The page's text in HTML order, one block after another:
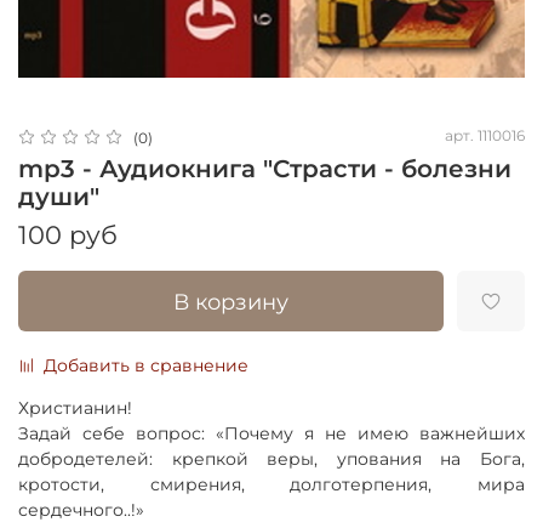
(0) арт. 1110016
mp3 - Аудиокнига "Страсти - болезни
души"
100 руб
В корзину
Добавить в сравнение
Христианин!
Задай себе вопрос: «Почему я не имею важнейших
добродетелей: крепкой веры, упования на Бога,
кротости, смирения, долготерпения, мира
сердечного..!»